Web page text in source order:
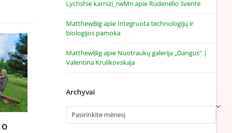
Lychshie karnizi_rwMn apie Rudenėlio šventė
MatthewBigapie Integruota technologijų ir
biologijos pamoka
MatthewBigapie Nuotraukų galerija „Dangus“ |
Valentina Krulikovskaja
Archyvai
Archyvai